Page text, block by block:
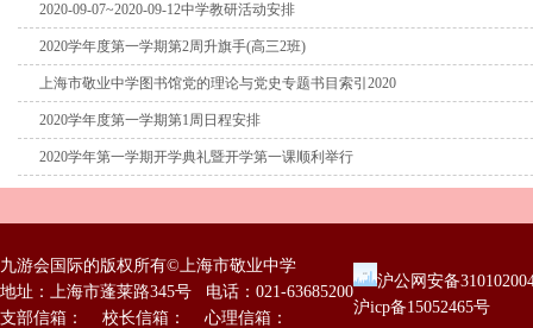
2020-09-07~2020-09-12中学教研活动安排
2020学年度第一学期第2周升旗手(高三2班)
上海市敬业中学图书馆党的理论与党史专题书目索引2020
2020学年度第一学期第1周日程安排
2020学年第一学期开学典礼暨开学第一课顺利举行
九游会国际的版权所有©上海市敬业中学
地址：上海市蓬莱路345号 电话：021-63685200
支部信箱： 校长信箱： 心理信箱：
沪公网安备
沪icp备15052465号